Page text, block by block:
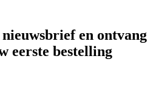
en ontvang
eerste bestelling